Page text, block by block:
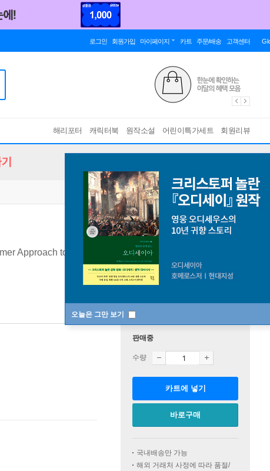
로그인 회원가입 마이페이지 카트 주문/배송 고객센터
해리포터 캐릭터북 원작소설 어린이특가세트 회원리뷰
오늘은 그만 보기
Approach to Feeding Your Child and Solving Common
판매중
수량
카트에 넣기
바로구매
국내배송만 가능
해외 거래처 사정에 따라 품절/